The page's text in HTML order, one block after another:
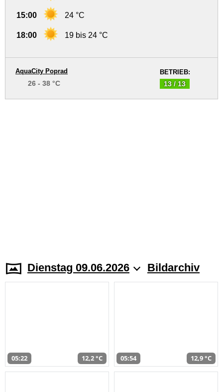
15:00 24 °C
18:00 19 bis 24 °C
BETRIEB:
13 / 13
AquaCity Poprad
26 - 38 °C
Dienstag 09.06.2026 Bildarchiv
05:22 12,2 °C 05:54 12,9 °C